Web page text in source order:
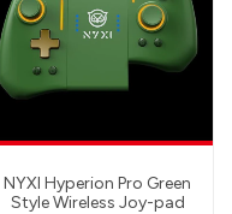
NYXI Hyperion Pro Green
Style Wireless Joy-pad